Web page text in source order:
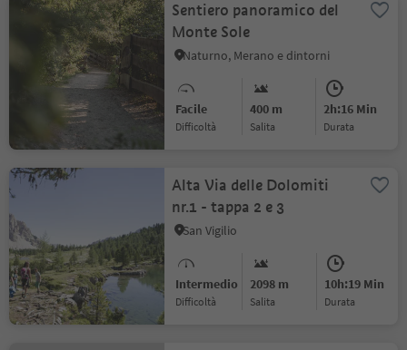
Sentiero panoramico del
Monte Sole
Naturno, Merano e dintorni
Facile
Difficoltà
400 m
Salita
2h:16 Min
durata
Alta Via delle Dolomiti
nr.1 - tappa 2 e 3
San Vigilio
Intermedio
Difficoltà
2098 m
Salita
10h:19 Min
durata